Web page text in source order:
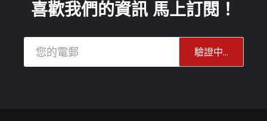
喜歡我們的資訊 馬上訂閱！